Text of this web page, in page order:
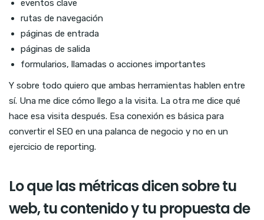
eventos clave
rutas de navegación
páginas de entrada
páginas de salida
formularios, llamadas o acciones importantes
Y sobre todo quiero que ambas herramientas hablen entre
sí. Una me dice cómo llego a la visita. La otra me dice qué
hace esa visita después. Esa conexión es básica para
convertir el SEO en una palanca de negocio y no en un
ejercicio de reporting.
Lo que las métricas dicen sobre tu
web, tu contenido y tu propuesta de